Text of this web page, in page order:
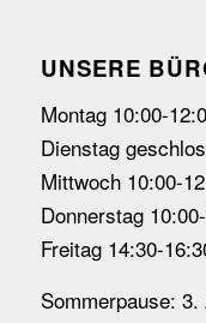
UNSERE
Montag 10:00-
Dienstag
Mittwoch 10:00-
Donnerstag
Freitag 14:30-
Sommerpause: